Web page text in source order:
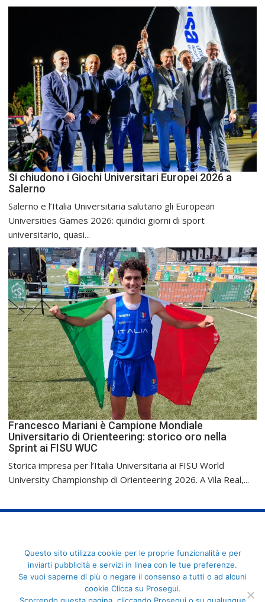
Si chiudono i Giochi Universitari Europei 2026 a
Salerno
Salerno e l’Italia Universitaria salutano gli European
Universities Games 2026: quindici giorni di sport
universitario, quasi...
Francesco Mariani è Campione Mondiale
Universitario di Orienteering: storico oro nella
Sprint ai FISU WUC
Storica impresa per l’Italia Universitaria ai FISU World
University Championship di Orienteering 2026. A Vila Real,...
FederCUSI: Federazione Italiana dello Sport Universitario - Via
Angelo Brofferio, 7 - 00195 Roma - C.F. 80109270589
Questo sito utilizza cookie per le proprie funzionalità e per
inviarti pubblicità e servizi in linea con le tue preferenze.
Se vuoi saperne di più o negare il consenso a tutti o ad alcuni
cookie Clicca su Prosegui.